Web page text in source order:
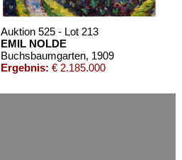
Auktion 525 - Lot 213
EMIL NOLDE
Buchsbaumgarten, 1909
Ergebnis: € 2.185.000